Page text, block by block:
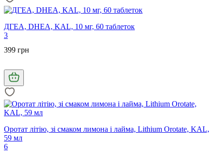
ДГЕА, DHEA, KAL, 10 мг, 60 таблеток
3
399 грн
Оротат літію, зі смаком лимона і лайма, Lithium Orotate, KAL,
59 мл
6